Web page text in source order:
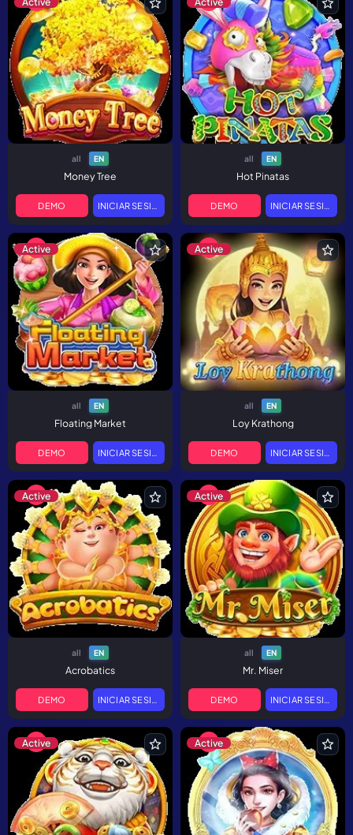
all EN
Money Tree
DEMO INICIAR SESIÓN
all EN
Hot Pinatas
DEMO INICIAR SESIÓN
Active
all EN
Floating Market
DEMO INICIAR SESIÓN
Active
all EN
Loy Krathong
DEMO INICIAR SESIÓN
Active
all EN
Acrobatics
DEMO INICIAR SESIÓN
Active
all EN
Mr. Miser
DEMO INICIAR SESIÓN
Active Active